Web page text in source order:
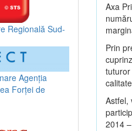
Axa
Prin
Astfel,
2014
Regională Sud-
Agenția
Forței de